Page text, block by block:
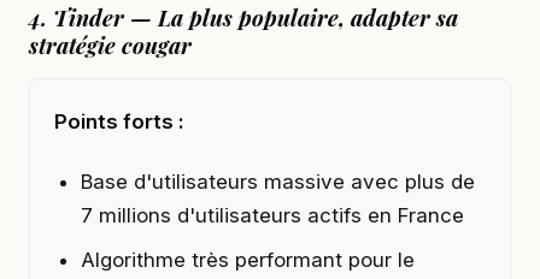
4. Tinder — La plus populaire, adapter sa
stratégie cougar
Points forts :
Base d'utilisateurs massive avec plus de
7 millions d'utilisateurs actifs en France
Algorithme très performant pour le